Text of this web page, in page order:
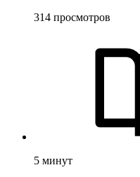
314 просмотров
5 минут